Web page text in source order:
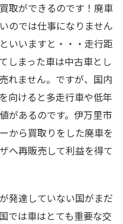
取ができるのです！廃車
のでは仕事になりません
いいますと・・・走行距
しまった車は中古車とし
れません。ですが、国内
向けると多走行車や低年
があるのです。伊万里市
から買取りをした廃車を
へ再販売して利益を得て
発達していない国がまだ
では車はとても重要な交